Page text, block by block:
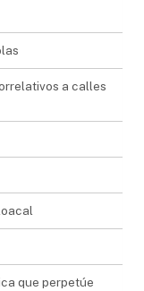
a calles
que perpetúe